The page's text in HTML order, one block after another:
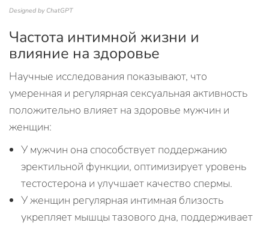
Designed by ChatGPT
Частота интимной жизни и
влияние на здоровье
Научные исследования показывают, что
умеренная и регулярная сексуальная активность
положительно влияет на здоровье мужчин и
женщин:
У мужчин она способствует поддержанию
эректильной функции, оптимизирует уровень
тестостерона и улучшает качество спермы.
У женщин регулярная интимная близость
укрепляет мышцы тазового дна, поддерживает